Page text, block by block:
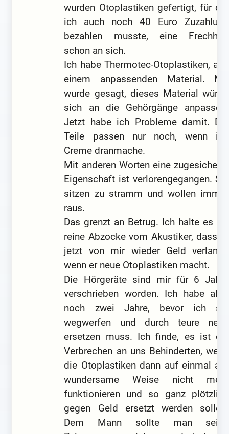
wurden Otoplastiken gefertigt, für die
ich auch noch 40 Euro Zuzahlung
bezahlen musste, eine Frechheit
schon an sich.
Ich habe Thermotec-Otoplastiken, aus
einem anpassenden Material. Mir
wurde gesagt, dieses Material würde
sich an die Gehörgänge anpassen.
Jetzt habe ich Probleme damit. Die
Teile passen nur noch, wenn ich
Creme dranmache.
Mit anderen Worten eine zugesicherte
Eigenschaft ist verlorengegangen. Sie
sitzen zu stramm und wollen immer
raus.
Das grenzt an Betrug. Ich halte es für
reine Abzocke vom Akustiker, dass er
jetzt von mir wieder Geld verlangt,
wenn er neue Otoplastiken macht.
Die Hörgeräte sind mir für 6 Jahre
verschrieben worden. Ich habe also
noch zwei Jahre, bevor ich sie
wegwerfen und durch teure neue
ersetzen muss. Ich finde, es ist ein
Verbrechen an uns Behinderten, wenn
die Otoplastiken dann auf einmal auf
wundersame Weise nicht mehr
funktionieren und so ganz plötzlich
gegen Geld ersetzt werden sollen.
Dem Mann sollte man seine